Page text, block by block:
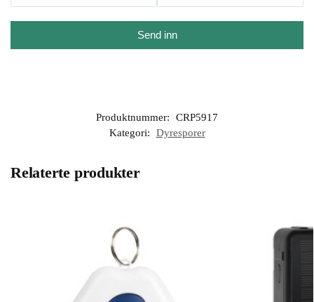
Send inn
Produktnummer:
CRP5917
Kategori:
Dyresporer
Relaterte produkter